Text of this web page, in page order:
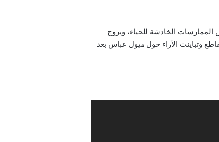
الخادشة للحياء، ويروج
وتباينت الآراء حول ميول عباس بعد